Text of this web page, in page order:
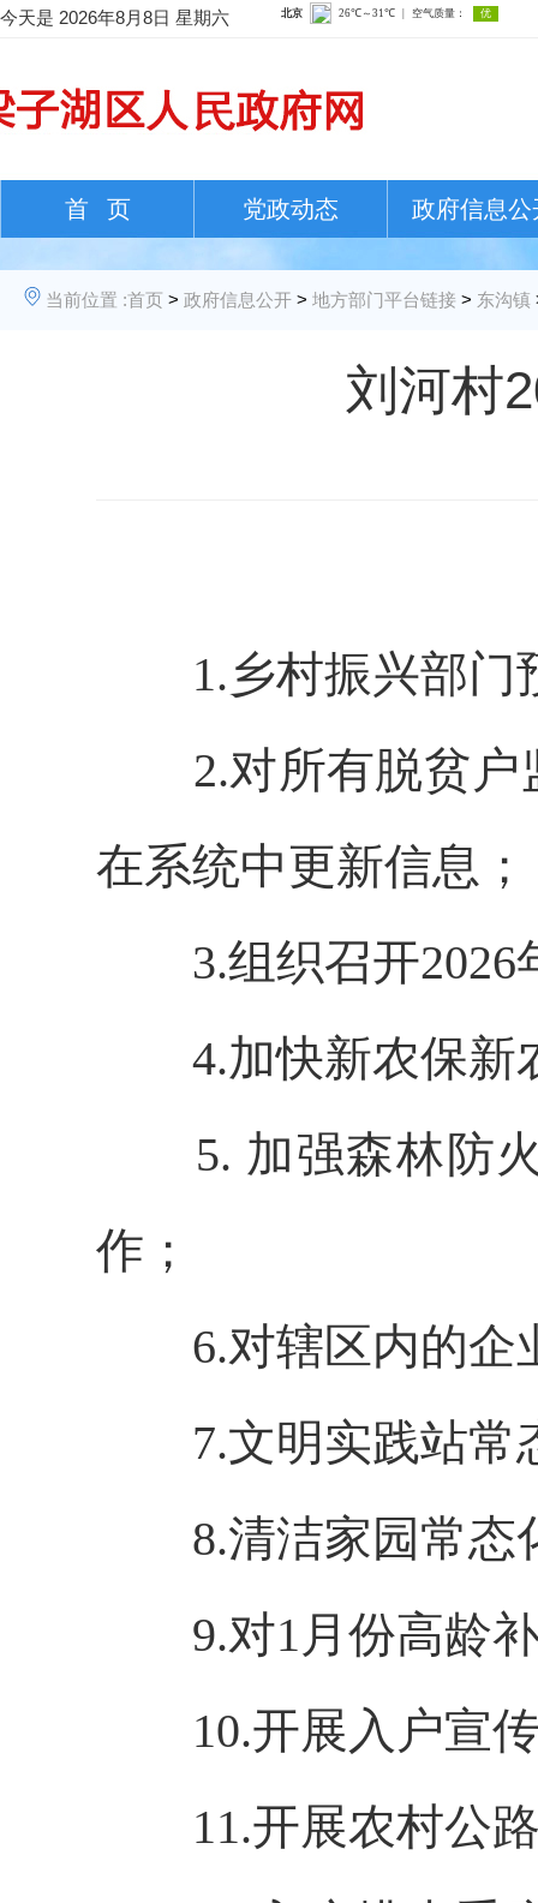
今天是 2026年8月8日 星期六
首 页 党政动态 政府信息公
当前位置 :首页 > 政府信息公开 > 地方部门平台链接 > 东沟镇
刘河村
1.乡村振兴部
2.对所有脱贫
在系统中更新信息；
3.组织召开
4.加快新农保新
5. 加强森林防
作；
6.对辖区内的企
7.文明实践站常
8.清洁家园常态
9.对1月份高龄
10.开展入户宣
11.开展农村公